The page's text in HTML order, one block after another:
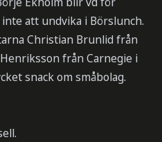
att undvika i Börslunch.
Christian Brunlid från
från Carnegie i
snack om småbolag.